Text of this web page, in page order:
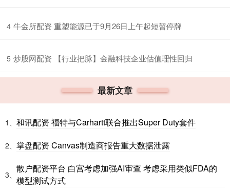
4 ​牛金所配资 重塑能源已于9月26日上午起短暂停牌
5 ​炒股网配资 【行业把脉】金融科技企业估值理性回归
最新文章
1、 和讯配资 福特与Carhartt联合推出Super Duty套件
2、 掌盘配资 Canvas制造商报告重大数据泄露
3、
散户配资平台 白宫考虑加强AI审查 考虑采用类似FDA的
模型测试方式